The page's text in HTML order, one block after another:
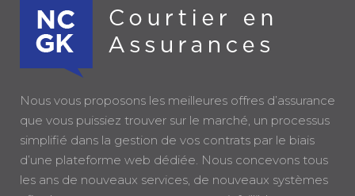
Nous vous proposons les meilleures offres d’assurance
que vous puissiez trouver sur le marché, un processus
simplifié dans la gestion de vos contrats par le biais
d’une plateforme web dédiée. Nous concevons tous
les ans de nouveaux services, de nouveaux systèmes